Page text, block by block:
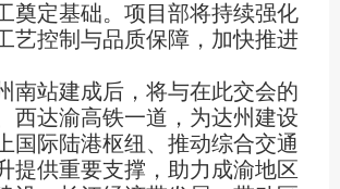
奠定基础。项目部将持续强化
艺控制与品质保障，加快推进
南站建成后，将与在此交会的
西达渝高铁一道，为达州建设
国际陆港枢纽、推动综合交通
提供重要支撑，助力成渝地区